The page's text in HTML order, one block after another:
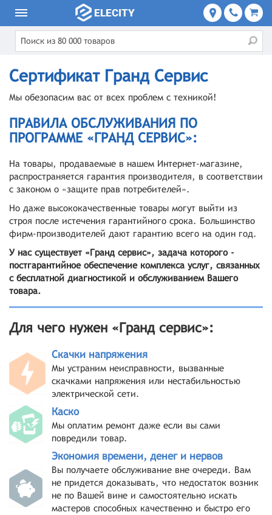
Сертификат Гранд Сервис
Мы обезопасим вас от всех проблем с техникой!
ПРАВИЛА ОБСЛУЖИВАНИЯ ПО
ПРОГРАММЕ «ГРАНД СЕРВИС»:
На товары, продаваемые в нашем Интернет-магазине,
распространяется гарантия производителя, в соответствии
с законом о «защите прав потребителей».
Но даже высококачественные товары могут выйти из
строя после истечения гарантийного срока. Большинство
фирм-производителей дают гарантию всего на один год.
У нас существует «Гранд сервис», задача которого -
постгарантийное обеспечение комплекса услуг, связанных
с бесплатной диагностикой и обслуживанием Вашего
товара.
Для чего нужен «Гранд сервис»:
Скачки напряжения
Мы устраним неисправности, вызванные
скачками напряжения или нестабильностью
электрической сети.
Каско
Мы оплатим ремонт даже если вы сами
повредили товар.
Экономия времени, денег и нервов
Вы получаете обслуживание вне очереди. Вам
не придется доказывать, что недостаток возник
не по Вашей вине и самостоятельно искать
мастеров способных качественно и быстро его